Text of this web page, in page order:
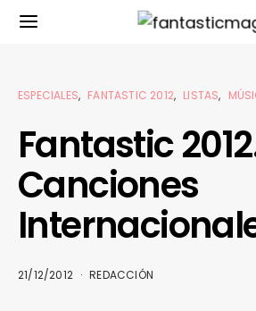
ESPECIALES FANTASTIC 2012 LISTAS
Fantastic
Canciones
21/12/2012 REDACCIÓN